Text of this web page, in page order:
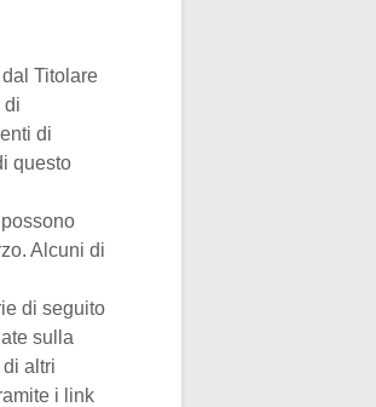
Titolare
di
di
questo
Alcuni di
di seguito
sulla
altri
i link